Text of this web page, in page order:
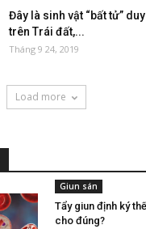
Đây là sinh vật “bất tử”
trên Trái đất,...
Tháng 9 24, 2019
Load more
Giun sán
Tẩy giun định ký
cho đúng?